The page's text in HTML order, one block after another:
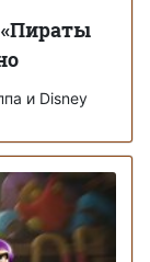
и Disney